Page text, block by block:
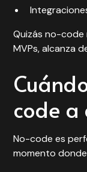
Quizás no-code
MVPs, alcanza
code a
No-code es
momento